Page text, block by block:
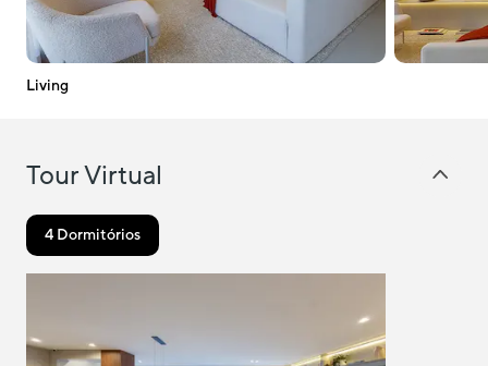
RJ MG
Living
Tour Virtual
4 Dormitórios